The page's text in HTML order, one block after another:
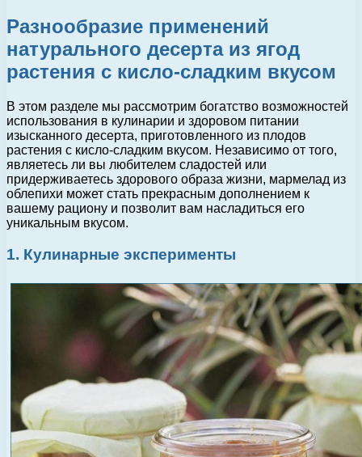
Разнообразие применений
натурального десерта из ягод
растения с кисло-сладким вкусом
В этом разделе мы рассмотрим богатство возможностей
использования в кулинарии и здоровом питании
изысканного десерта, приготовленного из плодов
растения с кисло-сладким вкусом. Независимо от того,
являетесь ли вы любителем сладостей или
придерживаетесь здорового образа жизни, мармелад из
облепихи может стать прекрасным дополнением к
вашему рациону и позволит вам насладиться его
уникальным вкусом.
1. Кулинарные эксперименты